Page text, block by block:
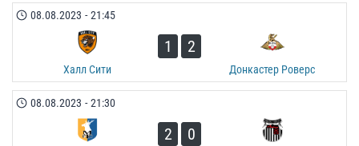
08.08.2023 - 21:45
Халл Сити
1 2
Донкастер Роверс
08.08.2023 - 21:30
2 0